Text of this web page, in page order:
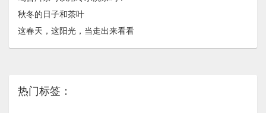
秋冬的日子和茶叶
这春天，这阳光，当走出来看看
热门标签：